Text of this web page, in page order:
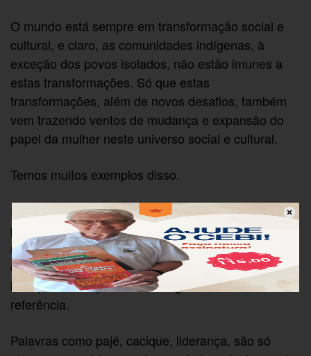
O mundo está sempre em transformação social e
cultural, e claro, as comunidades indígenas, à
exceção dos povos isolados, não estão imunes a
estas transformações. Só que estas
transformações, além de novos desafios, também
vem trazendo ventos de mudança e expansão do
papel da mulher neste universo social e cultural.
Temos muitos exemplos disso.
É cada vez mais comum esta participação nos
processos de tomada de decisão e
representatividade do movimento indígena, bem
como de outros espaços ditos “de poder” que, até
bem pouco tempo, tinham a figura masculina como
referência.
Palavras como pajé, cacique, liderança, são só